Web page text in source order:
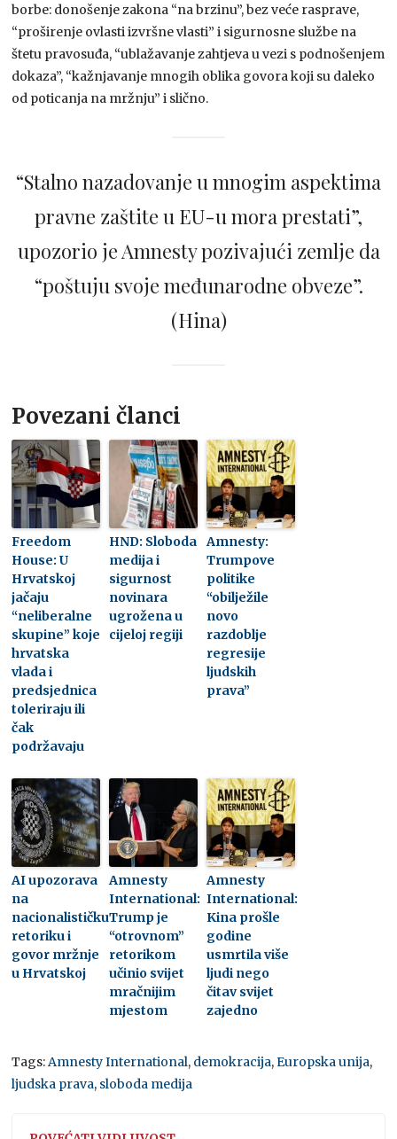
borbe: donošenje zakona “na brzinu”, bez veće rasprave,
“proširenje ovlasti izvršne vlasti” i sigurnosne službe na
štetu pravosuđa, “ublažavanje zahtjeva u vezi s podnošenjem
dokaza”, “kažnjavanje mnogih oblika govora koji su daleko
od poticanja na mržnju” i slično.
“Stalno nazadovanje u mnogim aspektima
pravne zaštite u EU-u mora prestati”,
upozorio je Amnesty pozivajući zemlje da
“poštuju svoje međunarodne obveze”.
(Hina)
Povezani članci
Freedom
House: U
Hrvatskoj
jačaju
“neliberalne
skupine” koje
hrvatska
vlada i
predsjednica
toleriraju ili
čak
podržavaju
HND: Sloboda
medija i
sigurnost
novinara
ugrožena u
cijeloj regiji
Amnesty:
Trumpove
politike
“obilježile
novo
razdoblje
regresije
ljudskih
prava”
AI upozorava
na
nacionalističku
retoriku i
govor mržnje
u Hrvatskoj
Amnesty
International:
Trump je
“otrovnom”
retorikom
učinio svijet
mračnijim
mjestom
Amnesty
International:
Kina prošle
godine
usmrtila više
ljudi nego
čitav svijet
zajedno
Tags:Amnesty International, demokracija,Europska unija,
ljudska prava, sloboda medija